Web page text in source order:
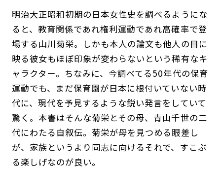
明治大正昭和初期の日本女性史を調べるようにな
ると、教育関係であれ権利運動であれ高確率で登
場する山川菊栄。しかも本人の論文も他人の目に
映る彼女もほぼ印象が変わらないという稀有なキ
ャラクター。ちなみに、今調べてる50年代の保育
運動でも、まだ保育園が日本に根付いていない時
代に、現代を予見するような鋭い発言をしていて
驚く。本書はそんな菊栄とその母、青山千世の二
代にわたる自叙伝。菊栄が母を見つめる眼差し
が、家族というより同志に向けるそれで、すこぶ
る楽しげなのが良い。